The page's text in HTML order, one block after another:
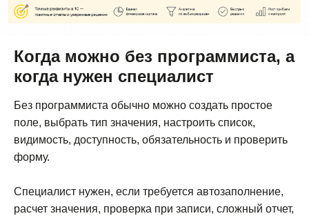
Когда можно без программиста, а
когда нужен специалист
Без программиста обычно можно создать простое
поле, выбрать тип значения, настроить список,
видимость, доступность, обязательность и проверить
форму.
Специалист нужен, если требуется автозаполнение,
расчет значения, проверка при записи, сложный отчет,
1С:Предприятия 8
ИНН 8601044590
Возможности
Тарифы
Документация
@chat_pnl_bot
hello@1cpnl.ru